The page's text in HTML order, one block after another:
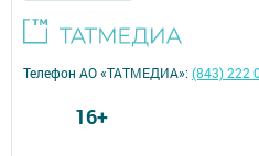
Телефон АО «ТАТМЕДИА»:(843) 222
16+